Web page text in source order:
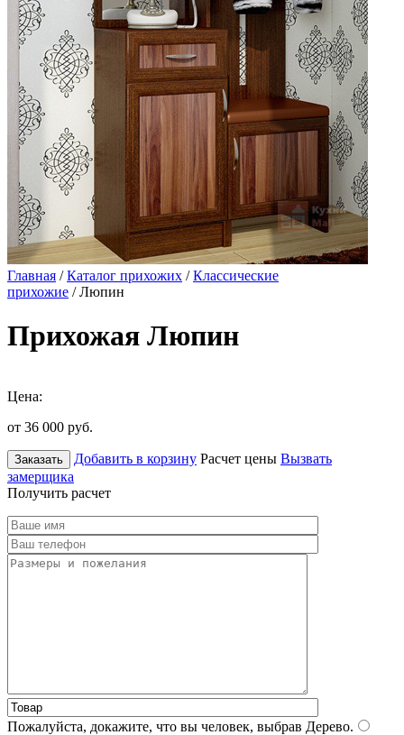
Главная /Каталог прихожих /Классические
прихожие / Люпин
Прихожая Люпин
Цена:
от 36 000 руб.
Заказать Добавить в корзину Расчет цены Вызвать
замерщика
Получить расчет
Пожалуйста, докажите, что вы человек, выбрав Дерево.